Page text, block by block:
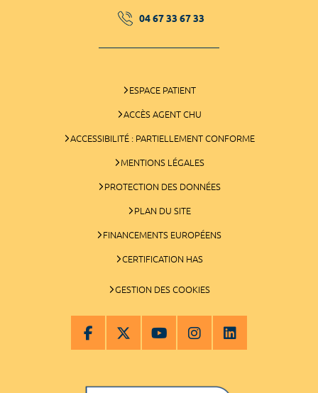
04 67 33 67 33
ESPACE PATIENT
ACCÈS AGENT CHU
ACCESSIBILITÉ : PARTIELLEMENT CONFORME
MENTIONS LÉGALES
PROTECTION DES DONNÉES
PLAN DU SITE
FINANCEMENTS EUROPÉENS
CERTIFICATION HAS
GESTION DES COOKIES